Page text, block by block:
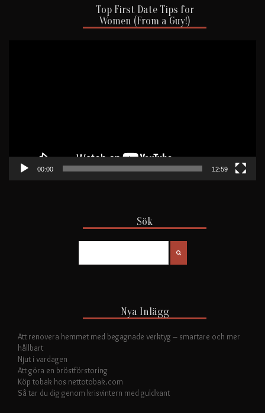
Top First Date Tips for
Women (From a Guy!)
00:00 12:59
Sök
Nya Inlägg
Att renovera hemmet med begagnade verktyg – smartare och mer
hållbart
Njut i vardagen
Att göra en bröstförstoring
Köp tobak hos nettotobak.com
Så tar du dig genom krisvintern med guldkant